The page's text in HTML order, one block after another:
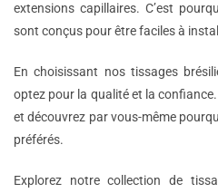
extensions capillaires. C’est
sont conçus pour être faciles à
En choisissant nos tissages
optez pour la qualité et la
et découvrez par vous-même
préférés.
Explorez notre collection de